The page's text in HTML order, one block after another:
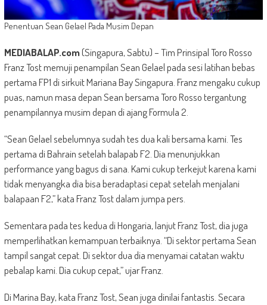
Penentuan Sean Gelael Pada Musim Depan
MEDIABALAP.com(Singapura, Sabtu) – Tim Prinsipal Toro Rosso
Franz Tost memuji penampilan Sean Gelael pada sesi latihan bebas
pertama FP1 di sirkuit Mariana Bay Singapura. Franz mengaku cukup
puas, namun masa depan Sean bersama Toro Rosso tergantung
penampilannya musim depan di ajang Formula 2.
“Sean Gelael sebelumnya sudah tes dua kali bersama kami. Tes
pertama di Bahrain setelah balapab F2. Dia menunjukkan
performance yang bagus di sana. Kami cukup terkejut karena kami
tidak menyangka dia bisa beradaptasi cepat setelah menjalani
balapaan F2,” kata Franz Tost dalam jumpa pers.
Sementara pada tes kedua di Hongaria, lanjut Franz Tost, dia juga
memperlihatkan kemampuan terbaiknya. “Di sektor pertama Sean
tampil sangat cepat. Di sektor dua dia menyamai catatan waktu
pebalap kami. Dia cukup cepat,” ujar Franz.
Di Marina Bay, kata Franz Tost, Sean juga dinilai fantastis. Secara